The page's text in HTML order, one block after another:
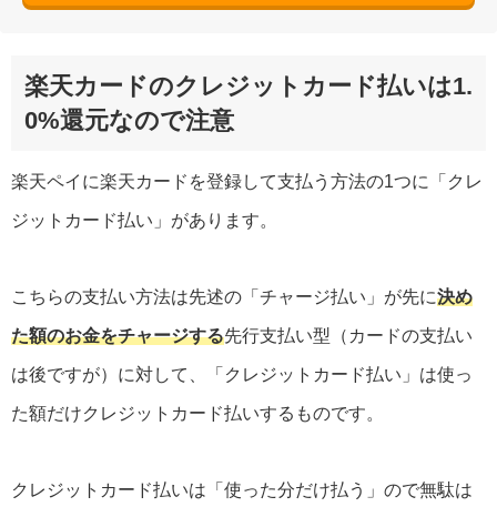
楽天カードのクレジットカード払いは1.
0%還元なので注意
楽天ペイに楽天カードを登録して支払う方法の1つに「クレ
ジットカード払い」があります。
こちらの支払い方法は先述の「チャージ払い」が先に決め
た額のお金をチャージする先行支払い型（カードの支払い
は後ですが）に対して、「クレジットカード払い」は使っ
た額だけクレジットカード払いするものです。
クレジットカード払いは「使った分だけ払う」ので無駄は